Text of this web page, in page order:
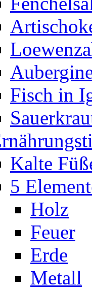
Fisch in
Kalte
5
Holz
Feuer
Erde
Metall